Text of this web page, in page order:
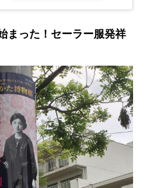
まった！セーラー服発祥